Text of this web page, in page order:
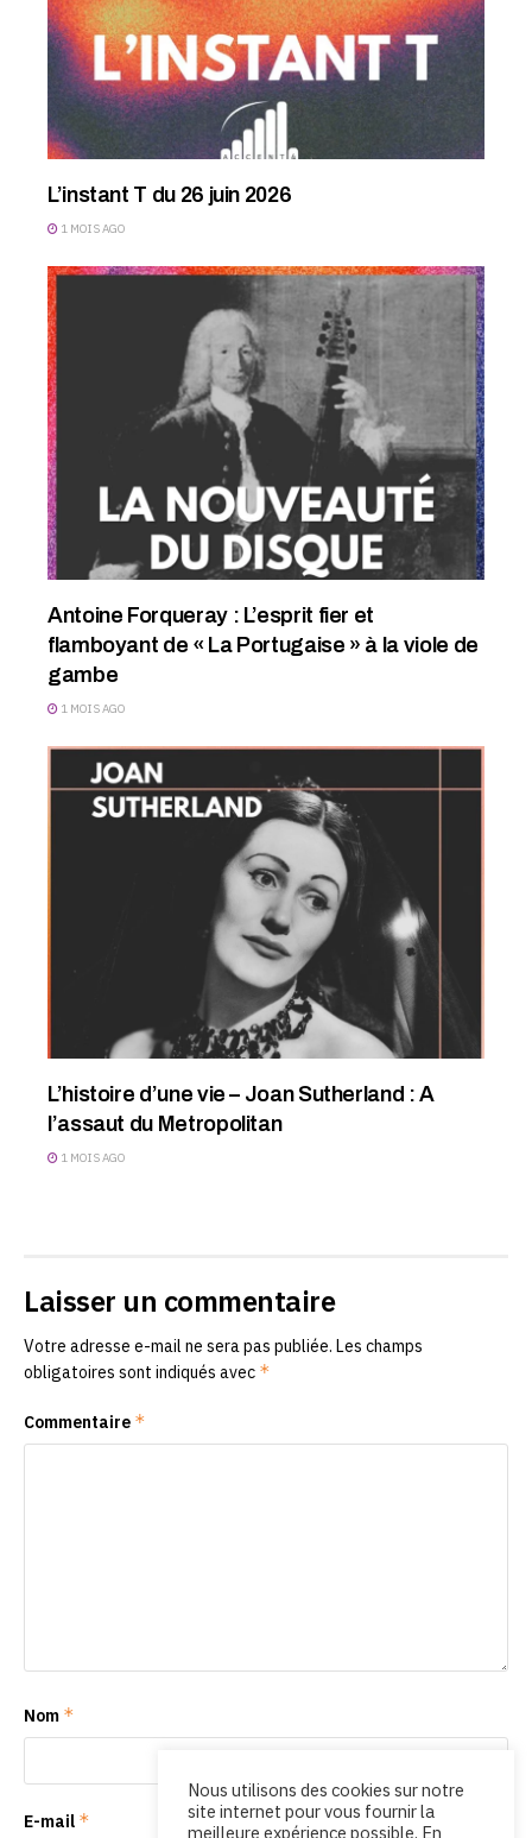
L’instant T du 26 juin 2026
1 MOIS AGO
Antoine Forqueray : L’esprit fier et
flamboyant de « La Portugaise » à la viole de
gambe
1 MOIS AGO
L’histoire d’une vie – Joan Sutherland : A
l’assaut du Metropolitan
1 MOIS AGO
Laisser un commentaire
Votre adresse e-mail ne sera pas publiée. Les champs
obligatoires sont indiqués avec *
Commentaire *
Nom *
E-mail *
Nous utilisons des cookies sur notre
site internet pour vous fournir la
meilleure expérience possible. En